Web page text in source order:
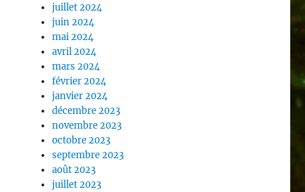
juillet 2024
juin 2024
mai 2024
avril 2024
mars 2024
février 2024
janvier 2024
décembre 2023
novembre 2023
octobre 2023
septembre 2023
août 2023
juillet 2023